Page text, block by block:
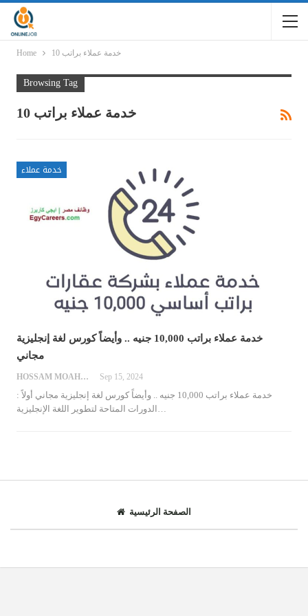
Home خدمة عملاء براتب 10
Browsing Tag
خدمة عملاء براتب 10
خدمة عملاء
خدمة عملاء براتب 10,000 جنيه .. وأيضاً كورس لغة إنجليزية
مجاني
HOSSAM MOAHMED Sep 15, 2024
خدمة عملاء براتب 10,000 جنيه .. وأيضاً كورس لغة إنجليزية مجاني
أولاً :
الدورات المتاحة لتطوير اللغة الإنجليزية
الصفحة الرئيسية